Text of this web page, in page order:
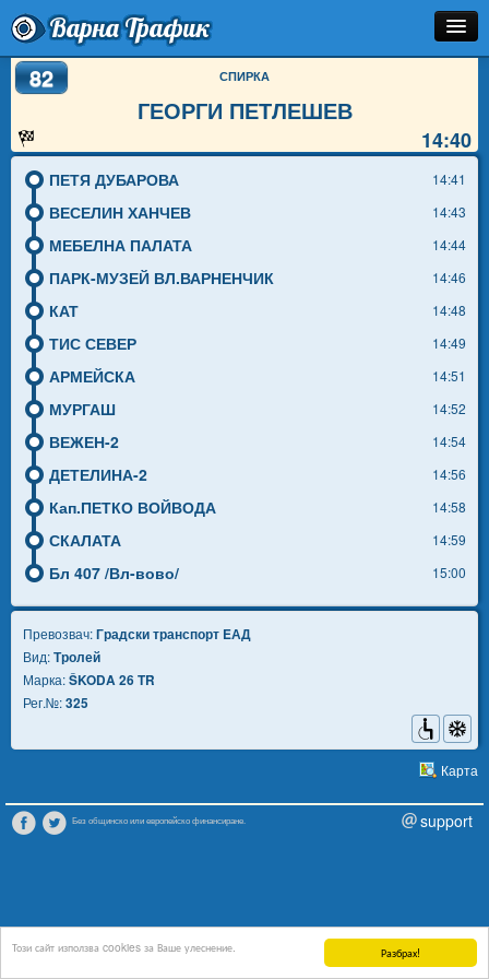
Разбрах!
Този сайт използва cookies за Ваше улеснение.
Варна Трафик
Спирка
Как Да Стигна?
Инфо
82 СПИРКА
ГЕОРГИ ПЕТЛЕШЕВ
14:40
ПЕТЯ ДУБАРОВА 14:41
ВЕСЕЛИН ХАНЧЕВ 14:43
МЕБЕЛНА ПАЛАТА 14:44
ПАРК-МУЗЕЙ ВЛ.ВАРНЕНЧИК 14:46
КАТ 14:48
ТИС СЕВЕР 14:49
АРМЕЙСКА 14:51
МУРГАШ 14:52
ВЕЖЕН-2 14:54
ДЕТЕЛИНА-2 14:56
Кап.ПЕТКО ВОЙВОДА 14:58
СКАЛАТА 14:59
Бл 407 /Вл-вово/ 15:00
Превозвач:Градски транспорт EАД
Вид:Тролей
Марка:ŠKODA 26 TR
Рег.№:325
Карта
Без общинско или европейско финансиране. support